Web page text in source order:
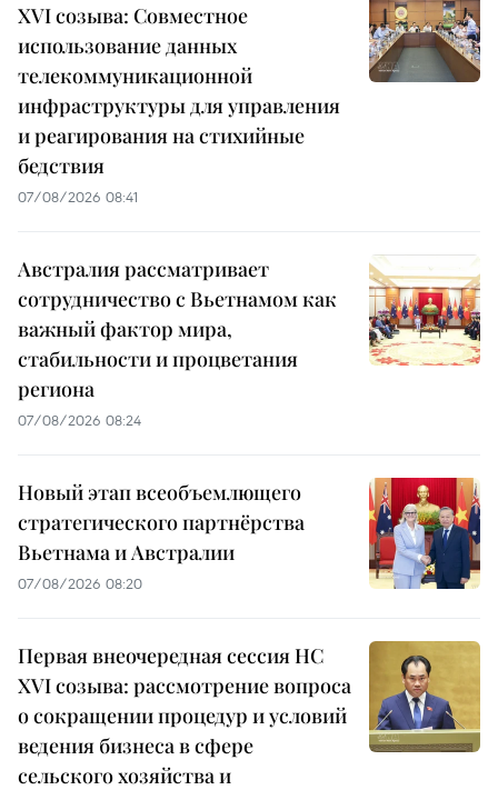
XVI созыва: Совместное
использование данных
телекоммуникационной
инфраструктуры для управления
и реагирования на стихийные
бедствия
07/08/2026 08:41
Австралия рассматривает
сотрудничество с Вьетнамом как
важный фактор мира,
стабильности и процветания
региона
07/08/2026 08:24
Новый этап всеобъемлющего
стратегического партнёрства
Вьетнама и Австралии
07/08/2026 08:20
Первая внеочередная сессия НС
XVI созыва: рассмотрение вопроса
о сокращении процедур и условий
ведения бизнеса в сфере
сельского хозяйства и